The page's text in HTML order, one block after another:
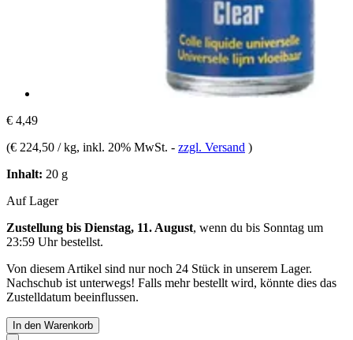
€ 4,49
(€ 224,50 / kg, inkl. 20% MwSt. - zzgl. Versand )
Inhalt: 20 g
Auf Lager
Zustellung bis Dienstag, 11. August, wenn du bis Sonntag um
23:59 Uhrbestellst.
Von diesem Artikel sind nur noch 24 Stück in unserem Lager.
Nachschub ist unterwegs! Falls mehr bestellt wird, könnte dies das
Zustelldatum beeinflussen.
In den Warenkorb